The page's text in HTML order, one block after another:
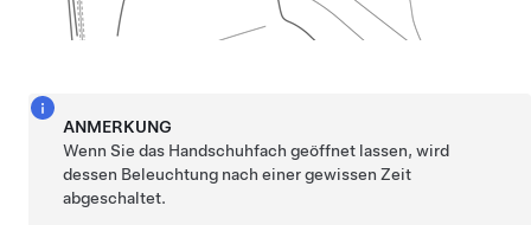
ANMERKUNG
Wenn Sie das Handschuhfach geöffnet lassen, wird
dessen Beleuchtung nach einer gewissen Zeit
abgeschaltet.